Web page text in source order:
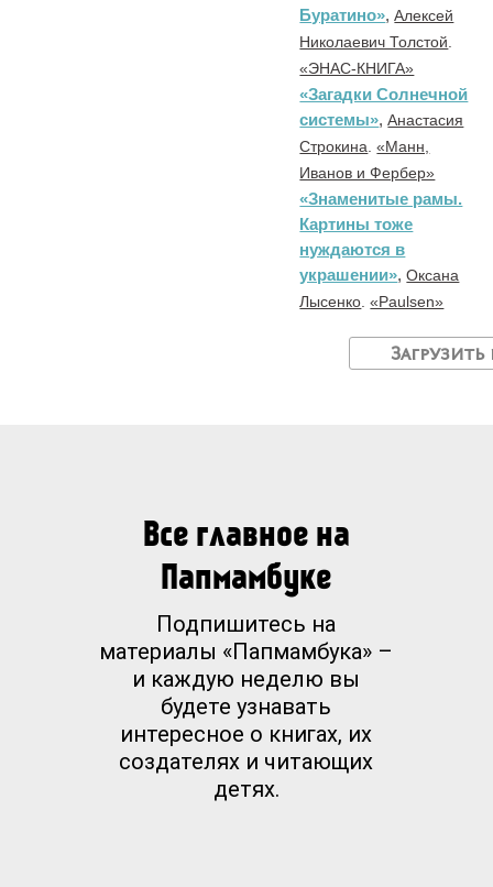
Буратино»,Алексей
Николаевич Толстой
«ЭНАС-КНИГА»
«Загадки Солнечной
системы»,Анастасия
Строкина «Манн,
Иванов и Фербер»
«Знаменитые рамы.
Картины тоже
нуждаются в
украшении»,Оксана
Лысенко «Paulsen»
Все главное на
Папмамбуке
Подпишитесь на
материалы «Папмамбука» –
и каждую неделю вы
будете узнавать
интересное о книгах, их
создателях и читающих
детях.